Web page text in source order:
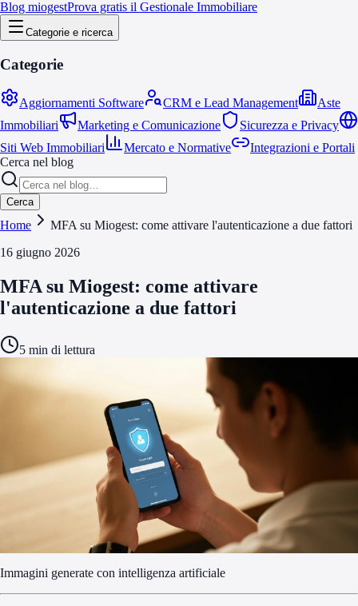
Blog miogestProva gratis il Gestionale Immobiliare
Categorie e ricerca
Categorie
Aggiornamenti Software CRM e Lead Management
Aste
Immobiliari
Marketing e Comunicazione
Sicurezza e Privacy
Siti Web Immobiliari
Mercato e Normative
Integrazioni e Portali
Cerca nel blog
Cerca
Home
MFA su Miogest: come attivare l'autenticazione a due fattori
16 giugno 2026
MFA su Miogest: come attivare
l'autenticazione a due fattori
5 min di lettura
Immagini generate con intelligenza artificiale